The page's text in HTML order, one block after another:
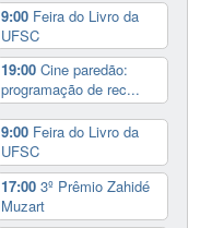
9:00 Feira do Livro da
UFSC
19:00Cine paredão:
programação de rec...
9:00 Feira do Livro da
UFSC
17:003º Prêmio Zahidé
Muzart